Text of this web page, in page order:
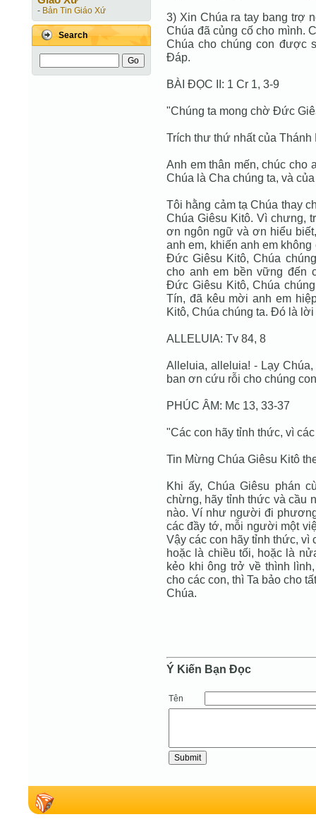
- Bản Tin Giáo Xứ
Search
3) Xin Chúa ra tay bang trợ
Chúa đã củng cố cho mình.
Chúa cho chúng con được
Đáp.
BÀI ĐỌC II: 1 Cr 1, 3-9
"Chúng ta mong chờ Đức
Trích thư thứ nhất của
Anh em thân mến, chúc cho
Chúa là Cha chúng ta, và
Tôi hằng cảm tạ Chúa thay
Chúa Giêsu Kitô. Vì chưng,
ơn ngôn ngữ và ơn hiểu
anh em, khiến anh em
Đức Giêsu Kitô, Chúa
cho anh em bền vững đến
Đức Giêsu Kitô, Chúa
Tín, đã kêu mời anh em
Kitô, Chúa chúng ta. Đó là
ALLELUIA: Tv 84, 8
Alleluia, alleluia! - Lạy
ban ơn cứu rỗi cho chúng
PHÚC ÂM: Mc 13, 33-37
"Các con hãy tỉnh thức, vì
Tin Mừng Chúa Giêsu Kitô
Khi ấy, Chúa Giêsu phán
chừng, hãy tỉnh thức và cầu
nào. Ví như người đi
các đầy tớ, mỗi người một
Vậy các con hãy tỉnh thức, vì
hoặc là chiều tối, hoặc là
kẻo khi ông trở về thình
cho các con, thì Ta bảo cho
Chúa.
Ý Kiến Bạn Ðọc
Tên